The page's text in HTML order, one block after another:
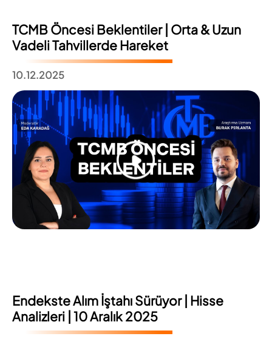
TCMB Öncesi Beklentiler | Orta & Uzun
Vadeli Tahvillerde Hareket
10.12.2025
Endekste Alım İştahı Sürüyor | Hisse
Analizleri | 10 Aralık 2025